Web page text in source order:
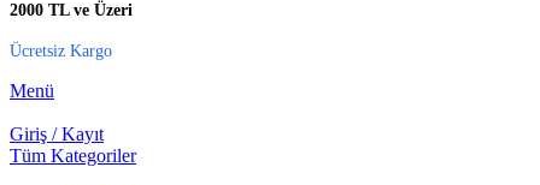
2000 TL ve Üzeri
Ücretsiz Kargo
Menü
Giriş / Kayıt
Tüm Kategoriler